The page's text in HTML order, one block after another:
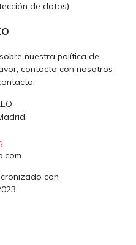
de datos).
nuestra política de
contacta con nosotros
con